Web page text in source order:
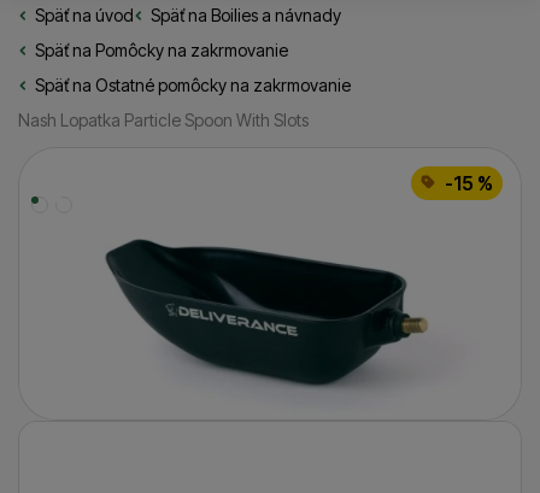
Späť na úvodRybarske.sk
Späť na Boilies a návnady
Späť na Pomôcky na zakrmovanie
Späť na Ostatné pomôcky na zakrmovanie
Nash Lopatka Particle Spoon With Slots
-15 %